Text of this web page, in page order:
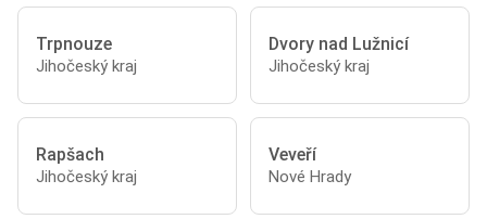
Trpnouze
Jihočeský kraj
Dvory nad Lužnicí
Jihočeský kraj
Rapšach
Jihočeský kraj
Veveří
Nové Hrady